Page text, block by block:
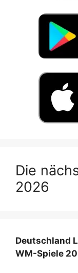
Die
2026
Deutschland
WM-Spiele